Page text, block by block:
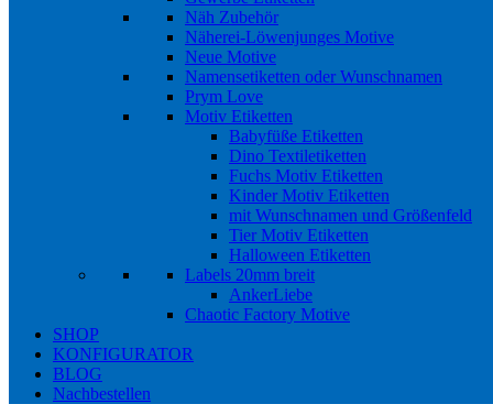
Näh Zubehör
Näherei-Löwenjunges Motive
Neue Motive
Namensetiketten oder Wunschnamen
Prym Love
Motiv Etiketten
Babyfüße Etiketten
Dino Textiletiketten
Fuchs Motiv Etiketten
Kinder Motiv Etiketten
mit Wunschnamen und Größenfeld
Tier Motiv Etiketten
Halloween Etiketten
Labels 20mm breit
AnkerLiebe
Chaotic Factory Motive
SHOP
KONFIGURATOR
BLOG
Nachbestellen